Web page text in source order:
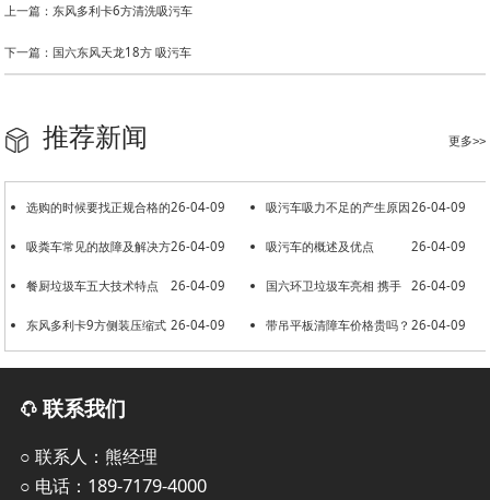
上一篇：东风多利卡6方清洗吸污车
下一篇：国六东风天龙18方 吸污车
更多>>
推荐新闻
26-04-09
选购的时候要找正规合格的
洒水车厂家
26-04-09
吸污车吸力不足的产生原因
26-04-09
吸粪车常见的故障及解决方
法
26-04-09
吸污车的概述及优点
26-04-09
餐厨垃圾车五大技术特点 26-04-09
国六环卫垃圾车亮相 携手
共建美好环境
26-04-09
东风多利卡9方侧装压缩式 26-04-09
带吊平板清障车价格贵吗？
联系我们
○ 联系人：熊经理
○ 电话：189-7179-4000